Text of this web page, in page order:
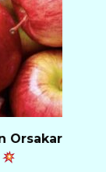
Orsakar